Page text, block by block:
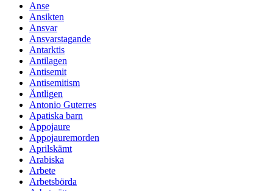
Anse
Ansikten
Ansvar
Ansvarstagande
Antarktis
Antilagen
Antisemit
Antisemitism
Äntligen
Antonio Guterres
Apatiska barn
Appojaure
Appojauremorden
Aprilskämt
Arabiska
Arbete
Arbetsbörda